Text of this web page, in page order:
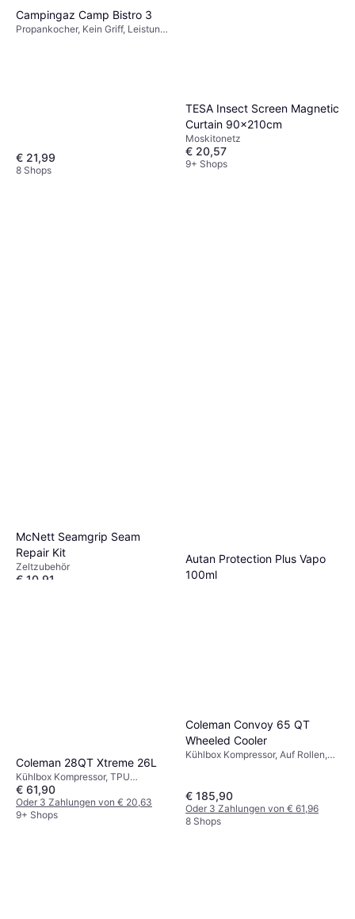
3 Shops
Campingaz Camp Bistro 3
Propankocher, Kein Griff, Leistung
€ 21,99
8 Shops
TESA Insect Screen Magnetic
Curtain 90x210cm
Moskitonetz
€ 20,57
9+ Shops
McNett Seamgrip Seam
Repair Kit
Zeltzubehör
€ 10,91
Autan Protection Plus Vapo
100ml
Coleman 28QT Xtreme 26L
Kühlbox Kompressor, TPU
(Thermoplastisches Polyurethan)
€ 61,90
Oder 3 Zahlungen von € 20,63
9+ Shops
Coleman Convoy 65 QT
Wheeled Cooler
Kühlbox Kompressor, Auf Rollen,
€ 185,90
Oder 3 Zahlungen von € 61,96
8 Shops